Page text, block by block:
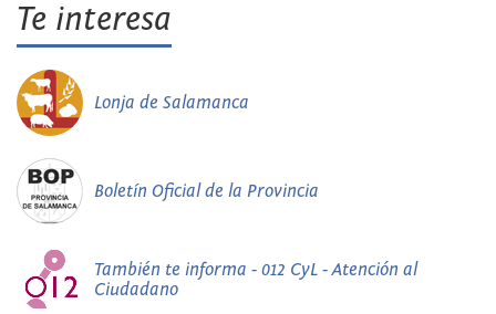
Te interesa
Lonja de Salamanca
Boletín Oficial de la Provincia
También te informa - 012 CyL - Atención al
Ciudadano